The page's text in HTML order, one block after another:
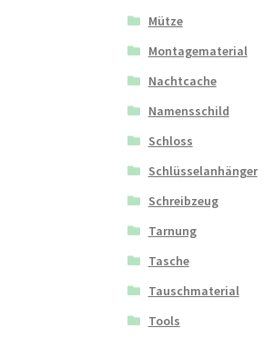
Mütze
Montagematerial
Nachtcache
Namensschild
Schloss
Schlüsselanhänger
Schreibzeug
Tarnung
Tasche
Tauschmaterial
Tools